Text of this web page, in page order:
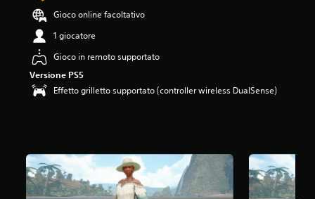
Gioco online facoltativo
1 giocatore
Gioco in remoto supportato
Versione PS5
Effetto grilletto supportato (controller wireless DualSense)